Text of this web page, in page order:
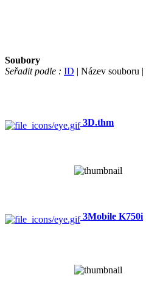
Soubory
Seřadit podle : ID | Název souboru |
3D.thm
3Mobile K750i